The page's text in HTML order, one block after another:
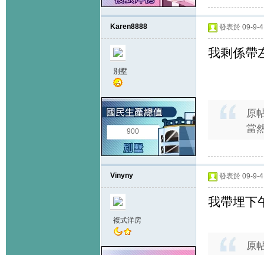
Karen8888
別墅
900
發表於 09-9-
我剩係帶
原
當
Vinyny
複式洋房
發表於 09-9-
我帶埋下
原